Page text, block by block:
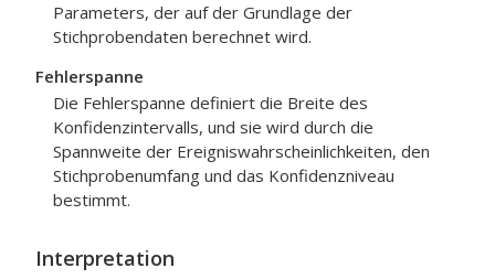
Parameters, der auf der Grundlage der
Stichprobendaten berechnet wird.
Fehlerspanne
Die Fehlerspanne definiert die Breite des
Konfidenzintervalls, und sie wird durch die
Spannweite der Ereigniswahrscheinlichkeiten, den
Stichprobenumfang und das Konfidenzniveau
bestimmt.
Interpretation